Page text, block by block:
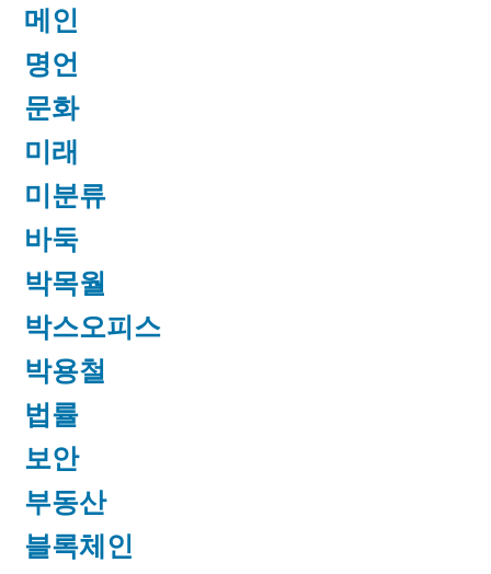
메인
명언
문화
미래
미분류
바둑
박목월
박스오피스
박용철
법률
보안
부동산
블록체인